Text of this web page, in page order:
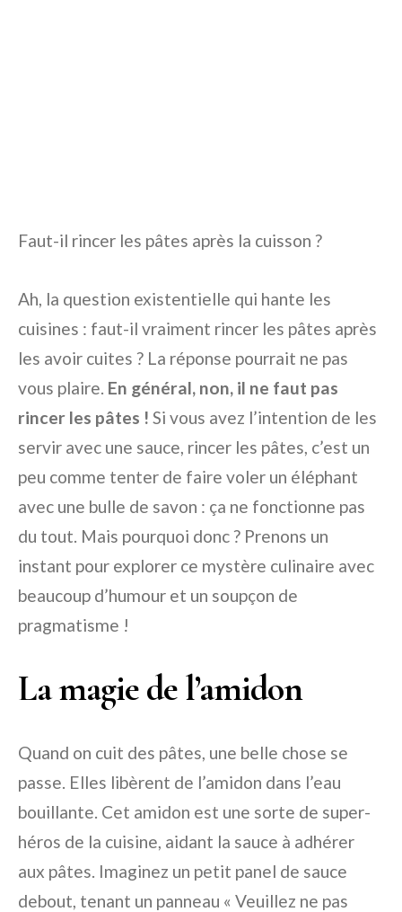
Faut-il rincer les pâtes après la cuisson ?
Ah, la question existentielle qui hante les
cuisines : faut-il vraiment rincer les pâtes après
les avoir cuites ? La réponse pourrait ne pas
vous plaire. En général, non, il ne faut pas
rincer les pâtes ! Si vous avez l’intention de les
servir avec une sauce, rincer les pâtes, c’est un
peu comme tenter de faire voler un éléphant
avec une bulle de savon : ça ne fonctionne pas
du tout. Mais pourquoi donc ? Prenons un
instant pour explorer ce mystère culinaire avec
beaucoup d’humour et un soupçon de
pragmatisme !
La magie de l’amidon
Quand on cuit des pâtes, une belle chose se
passe. Elles libèrent de l’amidon dans l’eau
bouillante. Cet amidon est une sorte de super-
héros de la cuisine, aidant la sauce à adhérer
aux pâtes. Imaginez un petit panel de sauce
debout, tenant un panneau « Veuillez ne pas